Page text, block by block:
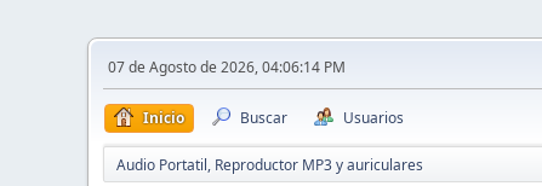
07 de Agosto de 2026, 04:06:14 PM
Inicio Buscar Usuarios
Audio Portatil, Reproductor MP3 y auriculares